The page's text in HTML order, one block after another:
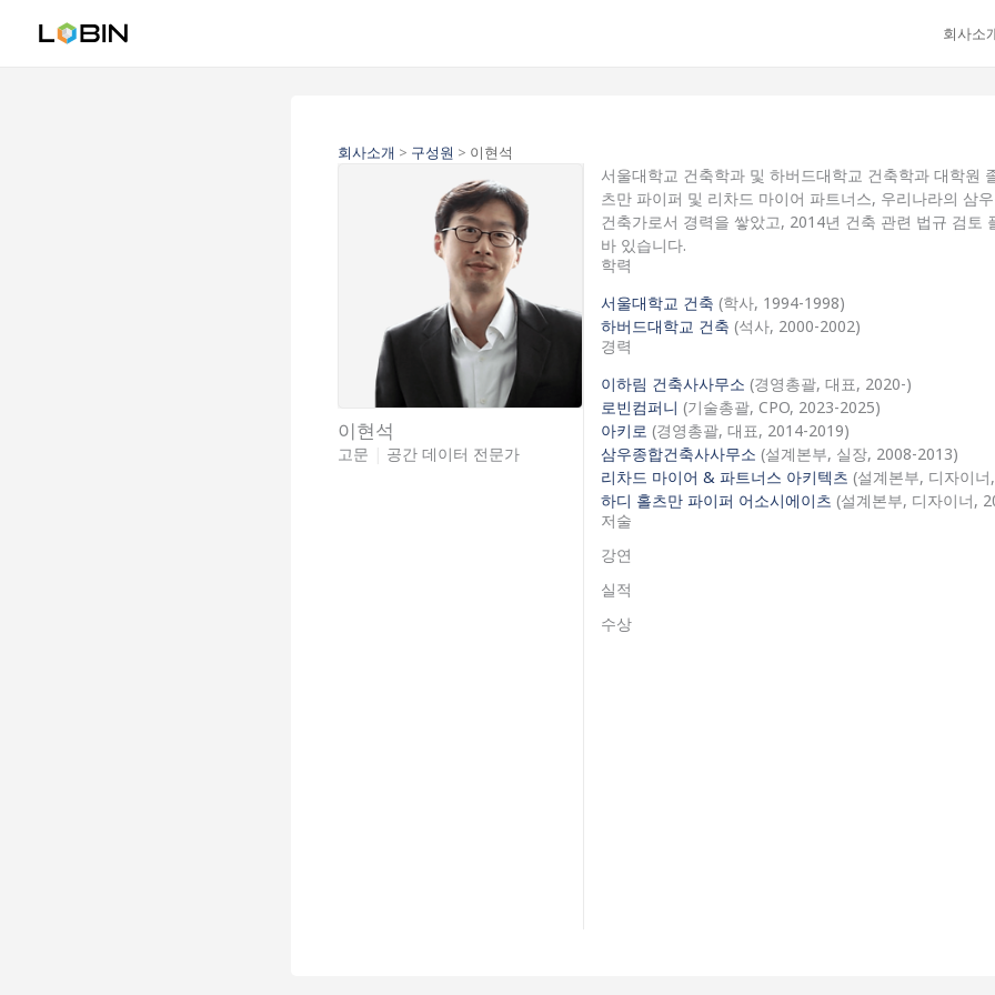
회사소
회사소개 > 구성원 > 이현석
이현석
고문 공간 데이터 전문가
서울대학교 건축학과 및 하버드대학교 건축학과 대학원
츠만 파이퍼 및 리차드 마이어 파트너스, 우리나라의 삼
건축가로서 경력을 쌓았고, 2014년 건축 관련 법규 검토
바 있습니다.
학력
서울대학교 건축 (학사, 1994-1998)
하버드대학교 건축 (석사, 2000-2002)
경력
이하림 건축사사무소 (경영총괄, 대표, 2020-)
로빈컴퍼니 (기술총괄, CPO, 2023-2025)
아키로 (경영총괄, 대표, 2014-2019)
삼우종합건축사사무소 (설계본부, 실장, 2008-2013)
리차드 마이어 & 파트너스 아키텍츠 (설계본부, 디자이
하디 홀츠만 파이퍼 어소시에이츠 (설계본부, 디자이너,
저술
강연
실적
수상